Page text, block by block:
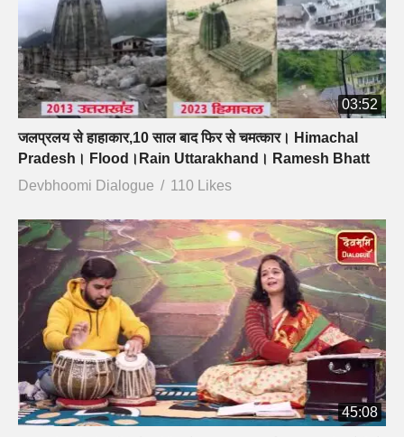
03:52
जलप्रलय से हाहाकार,10 साल बाद फिर से चमत्कार। Himachal
Pradesh। Flood।Rain Uttarakhand। Ramesh Bhatt
Devbhoomi Dialogue
110 Likes
45:08